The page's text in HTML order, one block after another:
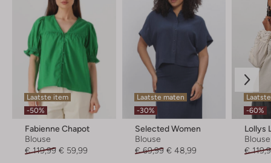
Laatste item
-50%
Fabienne Chapot
Blouse
€ 119,99 € 59,99
Laatste maten
-30%
Selected Women
Blouse
€ 69,99 € 48,99
-60%
Lollys
Blouse
€